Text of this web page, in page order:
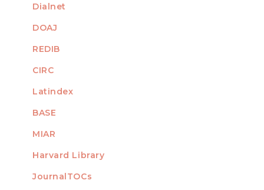
Dialnet
DOAJ
REDIB
CIRC
Latindex
BASE
MIAR
Harvard Library
JournalTOCs